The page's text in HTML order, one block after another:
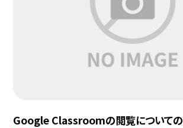
Google Classroomの閲覧について